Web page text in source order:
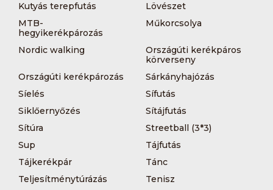
Kutyás terepfutás
Lövészet
MTB-
hegyikerékpározás
Műkorcsolya
Nordic walking
Országúti kerékpáros
körverseny
Országúti kerékpározás
Sárkányhajózás
Síelés
Sífutás
Siklőernyőzés
Sítájfutás
Sítúra
Streetball (3*3)
Sup
Tájfutás
Tájkerékpár
Tánc
Teljesítménytúrázás
Tenisz